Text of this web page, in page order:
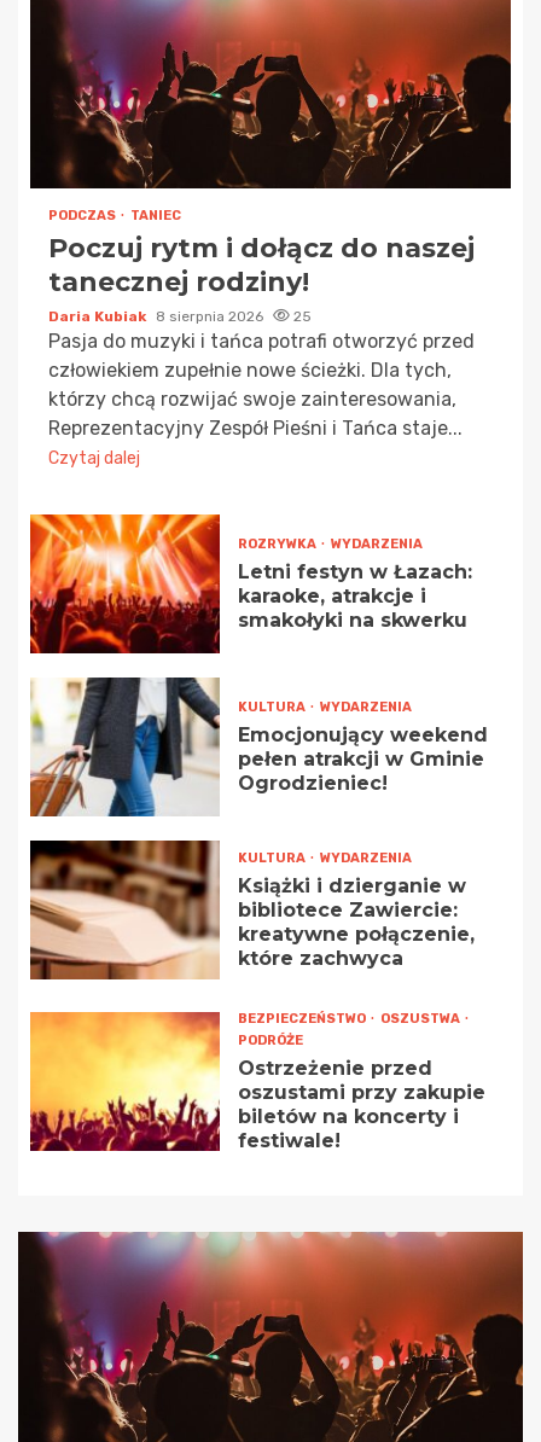
PODCZAS TANIEC
Poczuj rytm i dołącz do naszej
tanecznej rodziny!
Daria Kubiak 8 sierpnia 2026 25
Pasja do muzyki i tańca potrafi otworzyć przed
człowiekiem zupełnie nowe ścieżki. Dla tych,
którzy chcą rozwijać swoje zainteresowania,
Reprezentacyjny Zespół Pieśni i Tańca staje...
Czytaj dalej
ROZRYWKA WYDARZENIA
Letni festyn w Łazach:
karaoke, atrakcje i
smakołyki na skwerku
KULTURA WYDARZENIA
Emocjonujący weekend
pełen atrakcji w Gminie
Ogrodzieniec!
KULTURA WYDARZENIA
Książki i dzierganie w
bibliotece Zawiercie:
kreatywne połączenie,
które zachwyca
BEZPIECZEŃSTWO
OSZUSTWA
PODRÓŻE
Ostrzeżenie przed
oszustami przy zakupie
biletów na koncerty i
festiwale!